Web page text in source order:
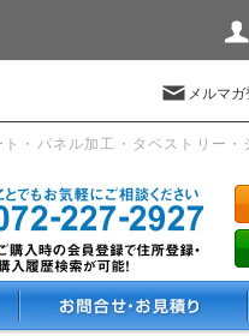
メルマ
・パネル加工・タペストリー